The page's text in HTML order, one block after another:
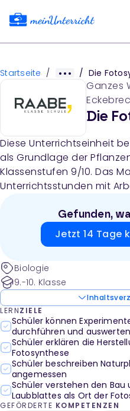
Startseite / / Die
Ganzes
Die
Diese Unterrichtseinheit
als Grundlage der
Klassenstufen 9/10. Das
Unterrichtsstunden mit
Lernerfolgskontrolle, die
Fotosynthese
Bedeutung für den
Gefunden,
Jetzt 14 Tage
Biologie
9.-10. Klasse
LERNZIELE
Schüler können
durchführen und auswerten
Schüler erklären die
Fotosynthese
Schüler beschreiben
angemessen
Schüler verstehen den Bau
Laubblattes als Ort der
GEFÖRDERTE KOMPETENZEN